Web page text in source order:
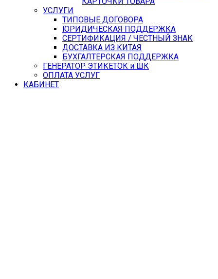
УСЛУГИ
ТИПОВЫЕ ДОГОВОРА
ЮРИДИЧЕСКАЯ ПОДДЕРЖКА
СЕРТИФИКАЦИЯ / ЧЕСТНЫЙ ЗНАК
ДОСТАВКА ИЗ КИТАЯ
БУХГАЛТЕРСКАЯ ПОДДЕРЖКА
ГЕНЕРАТОР ЭТИКЕТОК и ШК
ОПЛАТА УСЛУГ
КАБИНЕТ